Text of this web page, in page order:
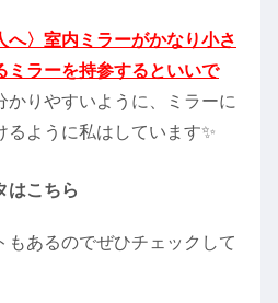
へ〉室内ミラーがかなり小さ
ミラーを持参するといいで
かりやすいように、ミラーに
ように私はしています✨
はこちら
もあるのでぜひチェックして